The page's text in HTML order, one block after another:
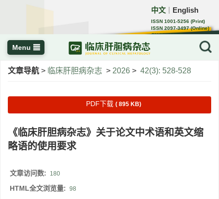
中文 English
ISSN 1001-5256 (Print)
ISSN 2097-3497 (Online)
CN 22-1108/R
Menu
文章导航 > 临床肝胆病杂志 > 2026 > 42(3): 528-528
PDF下载 ( 895 KB)
《临床肝胆病杂志》关于论文中术语和英文缩
略语的使用要求
文章访问数: 180
HTML全文浏览量: 98